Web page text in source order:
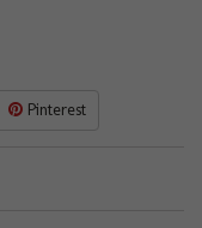
Pinterest